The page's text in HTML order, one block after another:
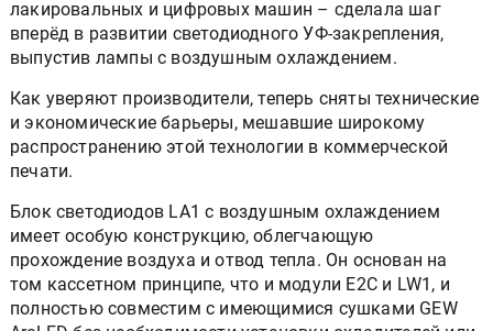
лакировальных и цифровых машин – сделала шаг
вперёд в развитии светодиодного УФ-закрепления,
выпустив лампы с воздушным охлаждением.
Как уверяют производители, теперь сняты технические
и экономические барьеры, мешавшие широкому
распространению этой технологии в коммерческой
печати.
Блок светодиодов LA1 с воздушным охлаждением
имеет особую конструкцию, облегчающую
прохождение воздуха и отвод тепла. Он основан на
том кассетном принципе, что и модули E2C и LW1, и
полностью совместим с имеющимися сушками GEW